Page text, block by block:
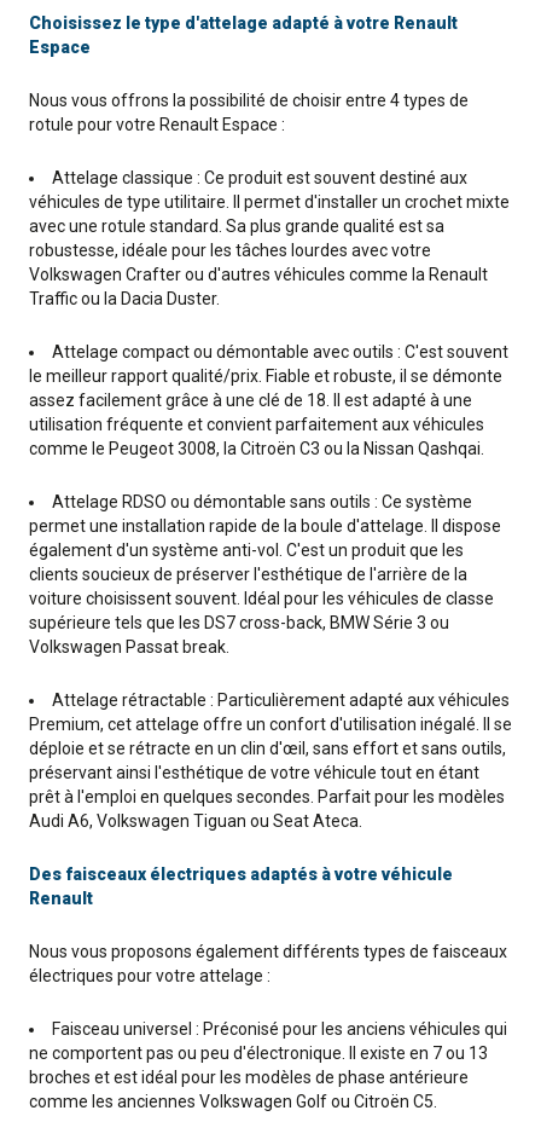
Choisissez le type d'attelage adapté à votre Renault
Espace
Nous vous offrons la possibilité de choisir entre 4 types de
rotule pour votre Renault Espace :
Attelage classique : Ce produit est souvent destiné aux
véhicules de type utilitaire. Il permet d'installer un crochet mixte
avec une rotule standard. Sa plus grande qualité est sa
robustesse, idéale pour les tâches lourdes avec votre
Volkswagen Crafter ou d'autres véhicules comme la Renault
Traffic ou la Dacia Duster.
Attelage compact ou démontable avec outils : C'est souvent
le meilleur rapport qualité/prix. Fiable et robuste, il se démonte
assez facilement grâce à une clé de 18. Il est adapté à une
utilisation fréquente et convient parfaitement aux véhicules
comme le Peugeot 3008, la Citroën C3 ou la Nissan Qashqai.
Attelage RDSO ou démontable sans outils : Ce système
permet une installation rapide de la boule d'attelage. Il dispose
également d'un système anti-vol. C'est un produit que les
clients soucieux de préserver l'esthétique de l'arrière de la
voiture choisissent souvent. Idéal pour les véhicules de classe
supérieure tels que les DS7 cross-back, BMW Série 3 ou
Volkswagen Passat break.
Attelage rétractable : Particulièrement adapté aux véhicules
Premium, cet attelage offre un confort d'utilisation inégalé. Il se
déploie et se rétracte en un clin d'œil, sans effort et sans outils,
préservant ainsi l'esthétique de votre véhicule tout en étant
prêt à l'emploi en quelques secondes. Parfait pour les modèles
Audi A6, Volkswagen Tiguan ou Seat Ateca.
Des faisceaux électriques adaptés à votre véhicule
Renault
Nous vous proposons également différents types de faisceaux
électriques pour votre attelage :
Faisceau universel : Préconisé pour les anciens véhicules qui
ne comportent pas ou peu d'électronique. Il existe en 7 ou 13
broches et est idéal pour les modèles de phase antérieure
comme les anciennes Volkswagen Golf ou Citroën C5.